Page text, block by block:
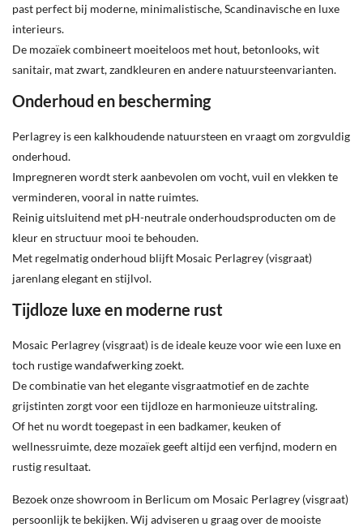
past perfect bij moderne, minimalistische, Scandinavische en luxe
interieurs.
De mozaïek combineert moeiteloos met hout, betonlooks, wit
sanitair, mat zwart, zandkleuren en andere natuursteenvarianten.
Onderhoud en bescherming
Perlagrey is een kalkhoudende natuursteen en vraagt om zorgvuldig
onderhoud.
Impregneren wordt sterk aanbevolen om vocht, vuil en vlekken te
verminderen, vooral in natte ruimtes.
Reinig uitsluitend met pH-neutrale onderhoudsproducten om de
kleur en structuur mooi te behouden.
Met regelmatig onderhoud blijft Mosaic Perlagrey (visgraat)
jarenlang elegant en stijlvol.
Tijdloze luxe en moderne rust
Mosaic Perlagrey (visgraat) is de ideale keuze voor wie een luxe en
toch rustige wandafwerking zoekt.
De combinatie van het elegante visgraatmotief en de zachte
grijstinten zorgt voor een tijdloze en harmonieuze uitstraling.
Of het nu wordt toegepast in een badkamer, keuken of
wellnessruimte, deze mozaïek geeft altijd een verfijnd, modern en
rustig resultaat.
Bezoek onze showroom in Berlicum om Mosaic Perlagrey (visgraat)
persoonlijk te bekijken.Wij adviseren u graag over de mooiste